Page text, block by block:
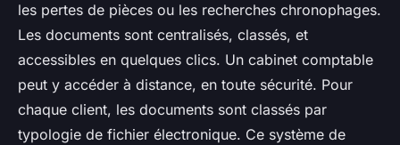
les pertes de pièces ou les recherches chronophages.
Les documents sont centralisés, classés, et
accessibles en quelques clics. Un cabinet comptable
peut y accéder à distance, en toute sécurité. Pour
chaque client, les documents sont classés par
typologie de fichier électronique. Ce système de